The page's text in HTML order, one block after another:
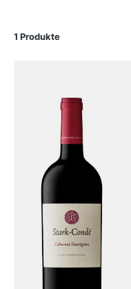
1 Produkte